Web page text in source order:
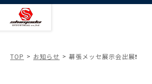
TOP お知らせ 幕張メッセ展示会出展❗️